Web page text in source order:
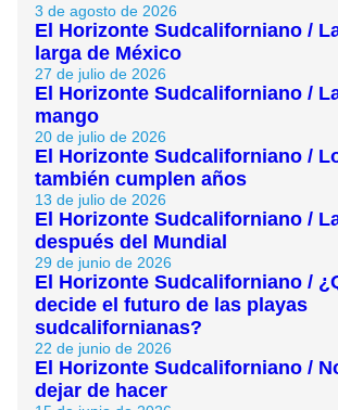
3 de agosto de 2026
El Horizonte Sudcaliforniano /
larga de México
27 de julio de 2026
El Horizonte Sudcaliforniano /
mango
20 de julio de 2026
El Horizonte Sudcaliforniano /
también cumplen años
13 de julio de 2026
El Horizonte Sudcaliforniano /
después del Mundial
29 de junio de 2026
El Horizonte Sudcaliforniano /
decide el futuro de las playas
sudcalifornianas?
22 de junio de 2026
El Horizonte Sudcaliforniano /
dejar de hacer